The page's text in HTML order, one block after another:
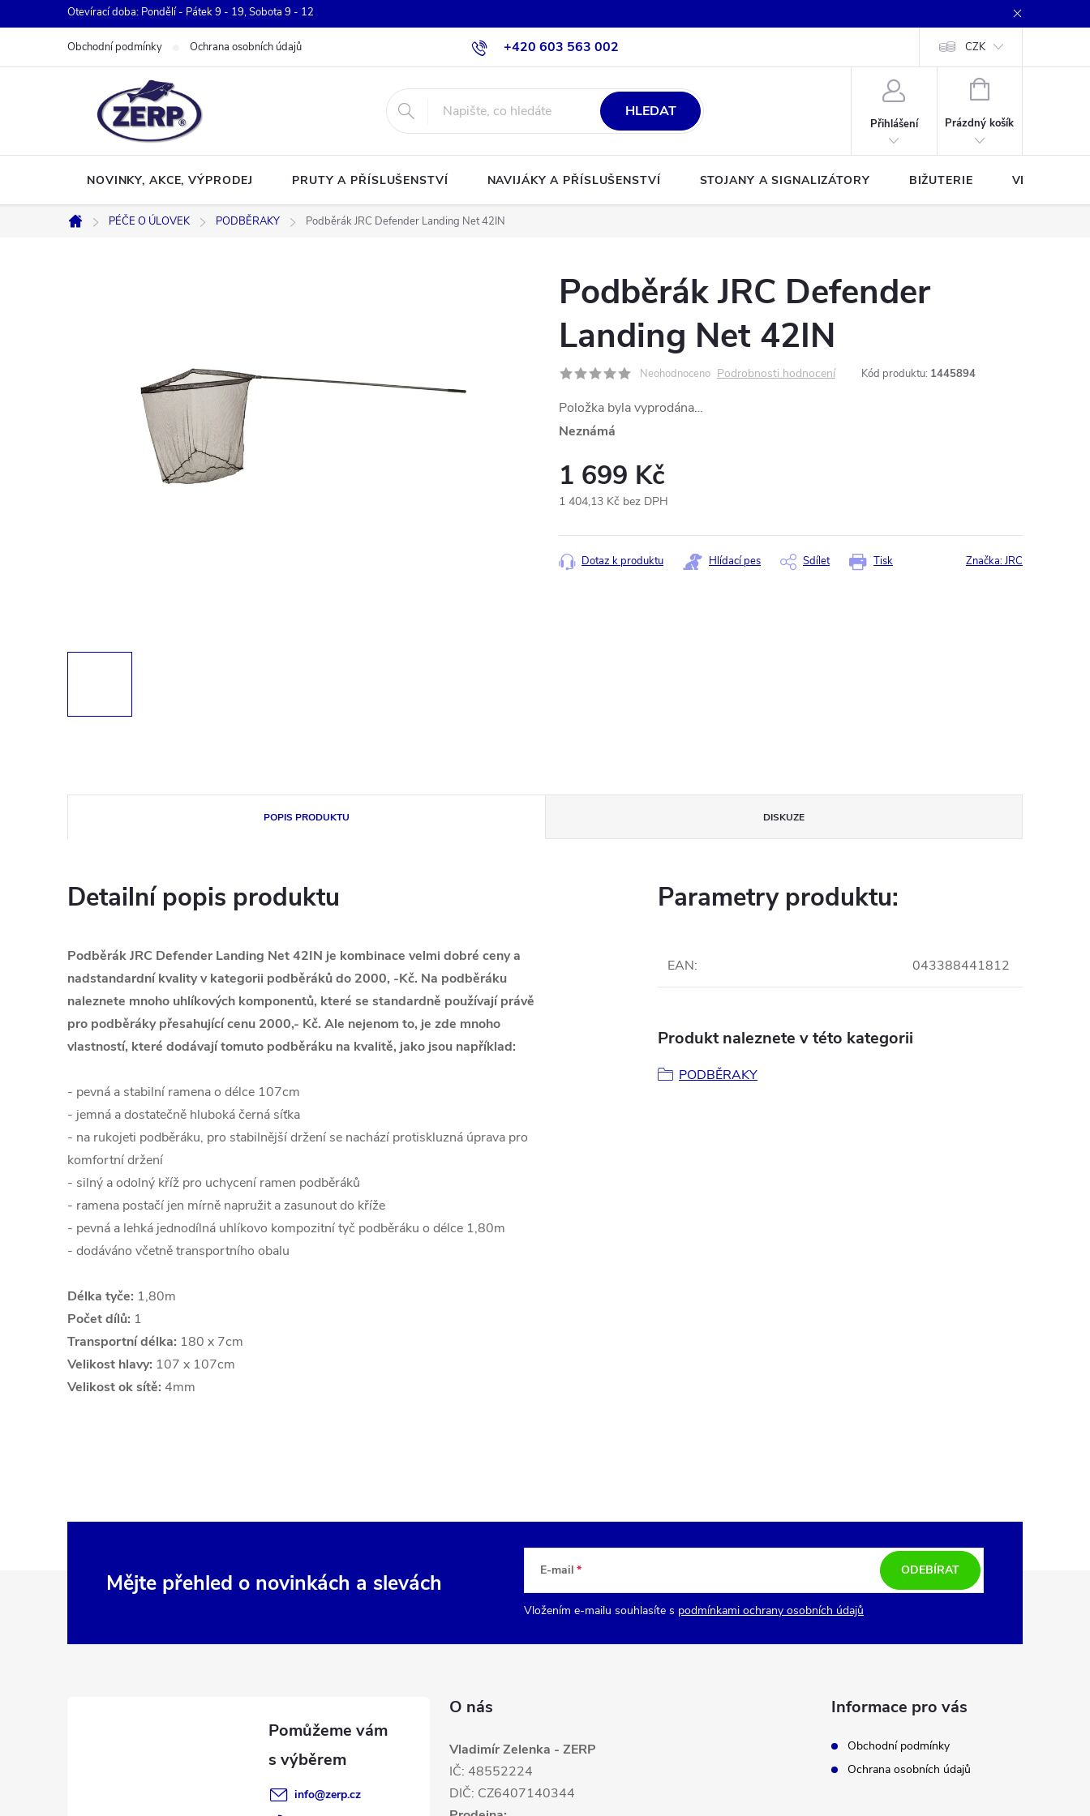
na
Otevírací doba: Pondělí - Pátek 9 - 19, Sobota 9 - 12
+420 603 563 002
Obchodní podmínky Ochrana osobních údajů CZK
HLEDAT
Přihlášení
NÁKUPNÍ
Prázdný košík
NOVINKY, AKCE, VÝPRODEJ PRUTY A PŘÍSLUŠENSTVÍ NAVIJÁKY A PŘÍSLUŠENSTVÍ STOJANY A SIGNALIZÁTORY BIŽUTERIE VLASCE A
Domů
PÉČE O ÚLOVEK PODBĚRAKY Podběrák JRC Defender Landing Net 42IN
Podběrák JRC Defender
Landing Net 42IN
Neohodnoceno Podrobnosti hodnocení Kód produktu: 1445894
Položka byla vyprodána…
Neznámá
1 699 Kč
1 404,13 Kč bez DPH
cena:
Tisk
Dotaz k produktu Hlídací pes Sdílet Značka:JRC
POPIS PRODUKTU DISKUZE
Detailní popis produktu
Podběrák JRC Defender Landing Net 42IN je kombinace velmi dobré ceny a
nadstandardní kvality v kategorii podběráků do 2000, -Kč. Na podběráku
naleznete mnoho uhlíkových komponentů, které se standardně používají právě
pro podběráky přesahující cenu 2000,- Kč. Ale nejenom to, je zde mnoho
vlastností, které dodávají tomuto podběráku na kvalitě, jako jsou například:
- pevná a stabilní ramena o délce 107cm
- jemná a dostatečně hluboká černá síťka
- na rukojeti podběráku, pro stabilnější držení se nachází protiskluzná úprava pro
komfortní držení
- silný a odolný kříž pro uchycení ramen podběráků
- ramena postačí jen mírně napružit a zasunout do kříže
- pevná a lehká jednodílná uhlíkovo kompozitní tyč podběráku o délce 1,80m
- dodáváno včetně transportního obalu
Délka tyče: 1,80m
Počet dílů: 1
Transportní délka: 180 x 7cm
Velikost hlavy: 107 x 107cm
Velikost ok sítě: 4mm
Parametry produktu:
EAN: 043388441812
Produkt naleznete v této kategorii
PODBĚRAKY
Mějte přehled o novinkách a slevách E-mail
Vložením e-mailu souhlasíte s podmínkami ochrany osobních údajů
ODEBÍRAT
info@zerp.cz
O nás
Vladimír Zelenka - ZERP
IČ: 48552224
DIČ: CZ6407140344
Informace pro vás
Obchodní podmínky
Ochrana osobních údajů